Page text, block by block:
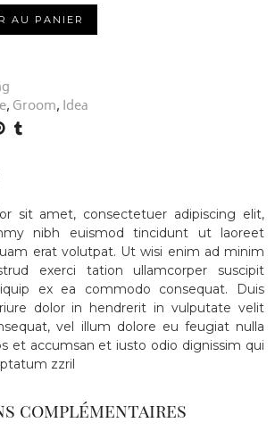
AU PANIER
, Groom, Idea
sit amet, consectetuer adipiscing elit,
nibh euismod tincidunt ut laoreet
erat volutpat. Ut wisi enim ad minim
exerci tation ullamcorper suscipit
ex ea commodo consequat. Duis
dolor in hendrerit in vulputate velit
vel illum dolore eu feugiat nulla
et accumsan et iusto odio dignissim qui
zzril
complémentaires